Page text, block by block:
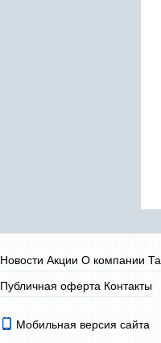
Новости Акции О компании
Публичная оферта Контакты
Мобильная версия сайта